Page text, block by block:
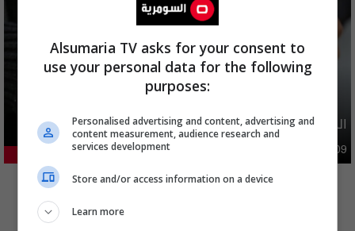
الدولار يواصل الارتفاع امام الدينار العراقي
25.59% 09:50 | 2026-08-09
المزيد
Alsumaria TV asks for your consent to
use your personal data for the following
purposes:
Personalised advertising and content, advertising and
content measurement, audience research and
services development
Store and/or access information on a device
Learn more